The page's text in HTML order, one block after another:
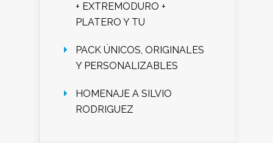
+ EXTREMODURO +
PLATERO Y TU
PACK ÚNICOS, ORIGINALES
Y PERSONALIZABLES
HOMENAJE A SILVIO
RODRIGUEZ